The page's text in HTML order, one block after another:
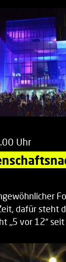
Uhr
dafür steht
„5 vor 12“